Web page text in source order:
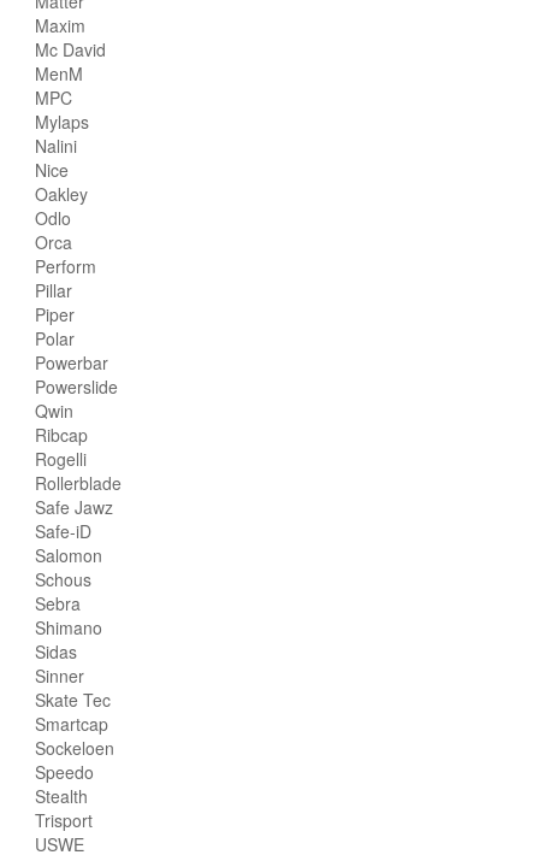
Maxim
Mc David
MenM
MPC
Mylaps
Nalini
Nice
Oakley
Odlo
Orca
Perform
Pillar
Piper
Polar
Powerbar
Powerslide
Qwin
Ribcap
Rogelli
Rollerblade
Safe Jawz
Safe-iD
Salomon
Schous
Sebra
Shimano
Sidas
Sinner
Skate Tec
Smartcap
Sockeloen
Speedo
Stealth
Trisport
USWE